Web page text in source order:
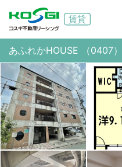
あふれかHOUSE （0407）